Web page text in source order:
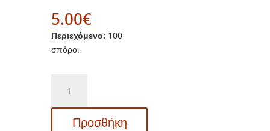
5.00€
Περιεχόμενο: 100
σπόροι
Helichrysum
italicum
Προσθήκη